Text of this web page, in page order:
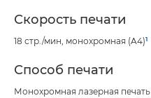
Скорость печати
18 стр./мин, монохромная (A4)1
Способ печати
Монохромная лазерная печать